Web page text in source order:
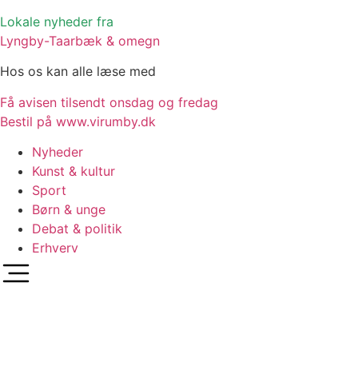
Lokale nyheder fra
Lyngby-Taarbæk & omegn
Hos os kan alle læse med
Få avisen tilsendt onsdag og fredag
Bestil på www.virumby.dk
Nyheder
Kunst & kultur
Sport
Børn & unge
Debat & politik
Erhverv